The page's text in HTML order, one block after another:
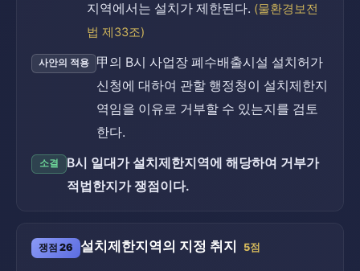
지역에서는 설치가 제한된다. (물환경보전
법 제33조)
사안의 적용
甲의 B시 사업장 폐수배출시설 설치허가
신청에 대하여 관할 행정청이 설치제한지
역임을 이유로 거부할 수 있는지를 검토
한다.
소결
B시 일대가 설치제한지역에 해당하여 거부가
적법한지가 쟁점이다.
쟁점 26 설치제한지역의 지정 취지 5점